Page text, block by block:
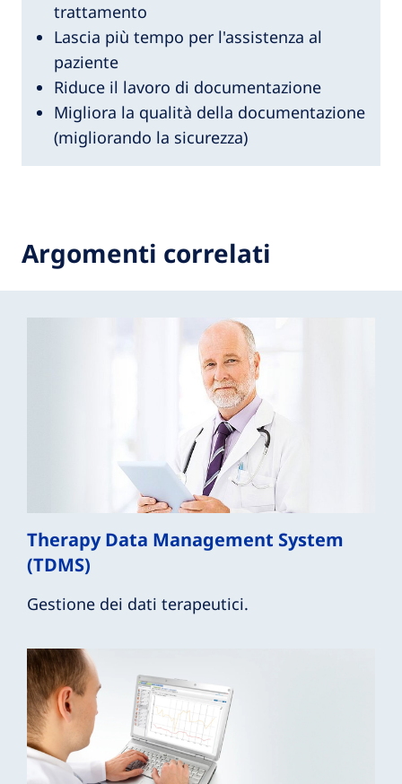
trattamento
Lascia più tempo per l'assistenza al
paziente
Riduce il lavoro di documentazione
Migliora la qualità della documentazione
(migliorando la sicurezza)
Argomenti correlati
Therapy Data Management System
(TDMS)
Gestione dei dati terapeutici.